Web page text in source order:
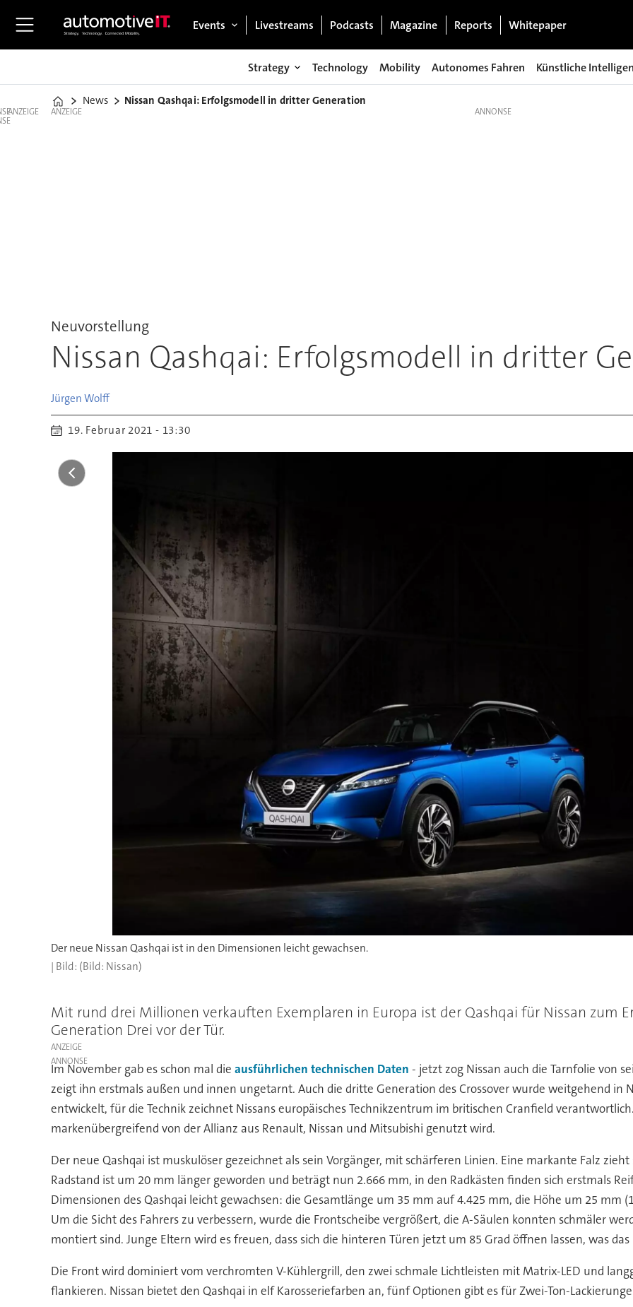
Events Livestreams Podcasts Magazine Reports Whitepaper
Strategy Technology Mobility Autonomes Fahren Künstliche
Home
News Nissan Qashqai: Erfolgsmodell in dritter Generation
ANZEIGE ANZEIGE
Neuvorstellung
Nissan Qashqai: Erfolgsmodell in dritter
Jürgen Wolff
19. Februar 2021 - 13:30
Der neue Nissan Qashqai ist in den Dimensionen leicht gewachsen.
(Bild: Nissan)
Mit rund drei Millionen verkauften Exemplaren in Europa ist der Qashqai für Nissan zum
Generation Drei vor der Tür.
ANZEIGE
Im November gab es schon mal die ausführlichen technischen Daten - jetzt zog Nissan auch die Tarnfolie von
zeigt ihn erstmals außen und innen ungetarnt. Auch die dritte Generation des Crossover wurde weitgehend in
entwickelt, für die Technik zeichnet Nissans europäisches Technikzentrum im britischen Cranfield
markenübergreifend von der Allianz aus Renault, Nissan und Mitsubishi genutzt wird.
Der neue Qashqai ist muskulöser gezeichnet als sein Vorgänger, mit schärferen Linien. Eine markante Falz
Radstand ist um 20 mm länger geworden und beträgt nun 2.666 mm, in den Radkästen finden sich erstmals
Dimensionen des Qashqai leicht gewachsen: die Gesamtlänge um 35 mm auf 4.425 mm, die Höhe um 25 mm
Um die Sicht des Fahrers zu verbessern, wurde die Frontscheibe vergrößert, die A-Säulen konnten schmäler
montiert sind. Junge Eltern wird es freuen, dass sich die hinteren Türen jetzt um 85 Grad öffnen lassen, was
Die Front wird dominiert vom verchromten V-Kühlergrill, den zwei schmale Lichtleisten mit Matrix-LED und
flankieren. Nissan bietet den Qashqai in elf Karosseriefarben an, fünf Optionen gibt es für Zwei-Ton-